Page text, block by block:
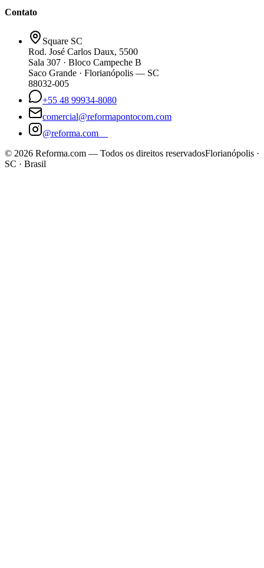
Contato
Square SC
Rod. José Carlos Daux, 5500
Sala 307 · Bloco Campeche B
Saco Grande · Florianópolis — SC
88032-005
+55 48 99934-8080
comercial@reformapontocom.com
@reforma.com__
© 2026 Reforma.com — Todos os direitos reservadosFlorianópolis ·
SC · Brasil